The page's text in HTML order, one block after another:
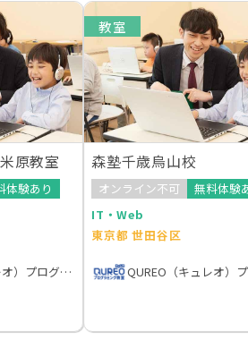
原教室
体験あり
QUREO（キュレオ）プログラミング教室
教室
森塾千歳烏山校
オンライン不可
無料体験
IT・Web
東京都 世田谷区